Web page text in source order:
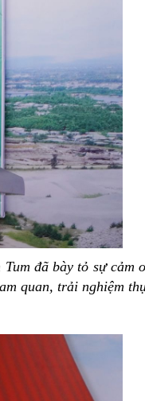
đã bày tỏ sự cảm
quan, trải nghiệm